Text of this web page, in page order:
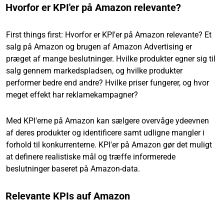
Hvorfor er KPI'er på Amazon relevante?
First things first: Hvorfor er KPI'er på Amazon relevante? Et
salg på Amazon og brugen af Amazon Advertising er
præget af mange beslutninger. Hvilke produkter egner sig til
salg gennem markedspladsen, og hvilke produkter
performer bedre end andre? Hvilke priser fungerer, og hvor
meget effekt har reklamekampagner?
Med KPI'erne på Amazon kan sælgere overvåge ydeevnen
af deres produkter og identificere samt udligne mangler i
forhold til konkurrenterne. KPI'er på Amazon gør det muligt
at definere realistiske mål og træffe informerede
beslutninger baseret på Amazon-data.
Relevante KPIs auf Amazon